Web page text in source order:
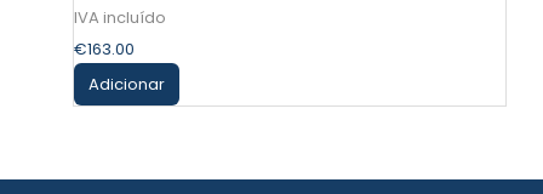
€163.00
Adicionar